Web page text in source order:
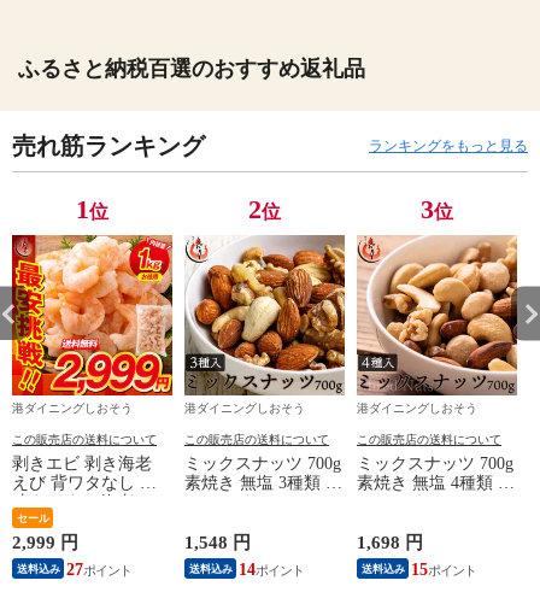
ふるさと納税百選のおすすめ返礼品
売れ筋ランキング ランキングをもっと見る
1位
港ダイニングしおそう
この販売店の送料について
剥きエビ 剥き海老
えび 背ワタなし 冷
【当店通常価格3,999
円→送料無料2,999
円！】バナメイ 剥き
身 1kg （解凍後
セール
2,999 円
送料込み 27
2位
港ダイニングしおそう
この販売店の送料について
ミックスナッツ 700g
素焼き 無塩 3種類 ア
使用 加工オイル不使
用
1,548 円
送料込み 14
3位
港ダイニングしおそう
この販売店の送料について
ミックスナッツ 700g
素焼き 無塩 4種類 ア
ミアナッツ 食塩不使
用 加工オイル不使用
1,698 円
送料込み 15